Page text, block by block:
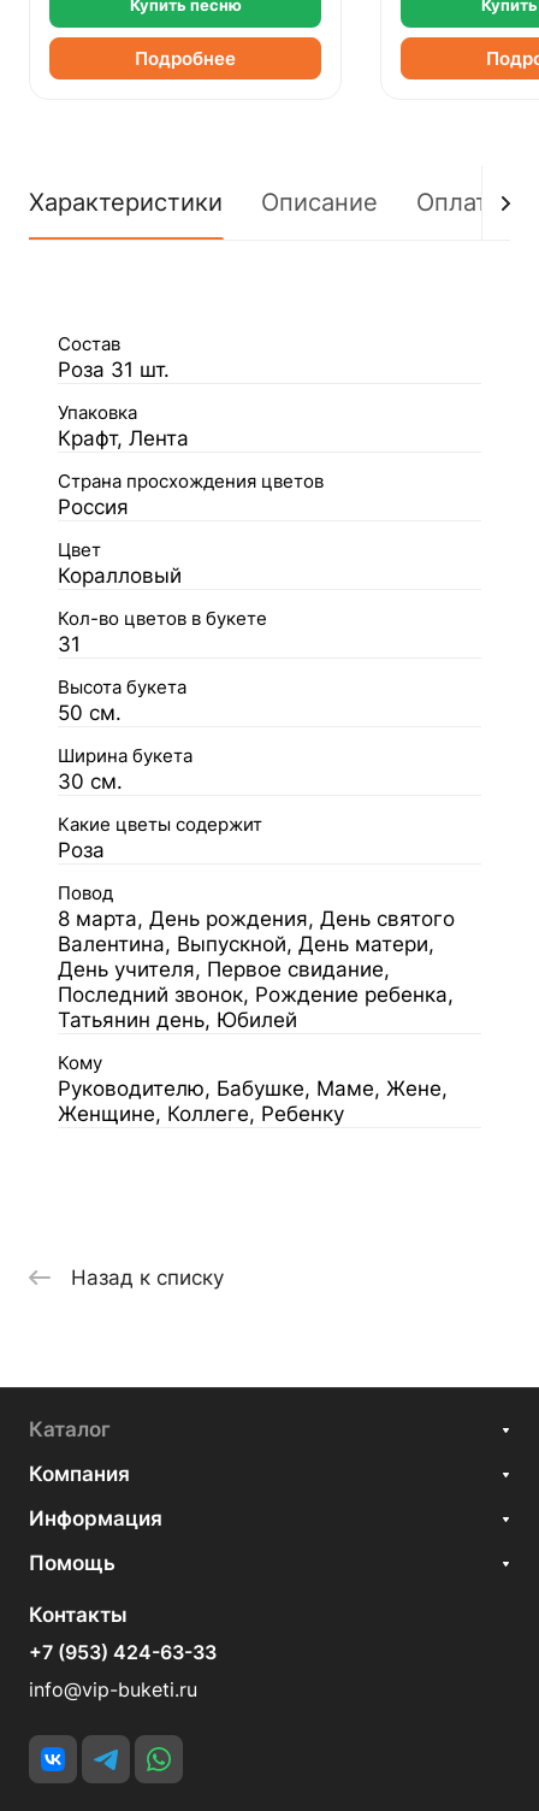
Купить песню
Подробнее
Характеристики Описание Оплата
Состав
Роза 31 шт.
Упаковка
Крафт, Лента
Страна просхождения цветов
Россия
Цвет
Коралловый
Кол-во цветов в букете
31
Высота букета
50 см.
Ширина букета
30 см.
Какие цветы содержит
Роза
Повод
8 марта, День рождения, День святого
Валентина, Выпускной, День матери,
День учителя, Первое свидание,
Последний звонок, Рождение ребенка,
Татьянин день, Юбилей
Кому
Руководителю, Бабушке, Маме, Жене,
Женщине, Коллеге, Ребенку
Назад к списку
Каталог
Компания
Информация
Помощь
Контакты
+7 (953) 424-63-33
info@vip-buketi.ru